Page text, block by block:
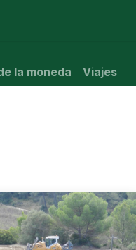
la moneda Viajes